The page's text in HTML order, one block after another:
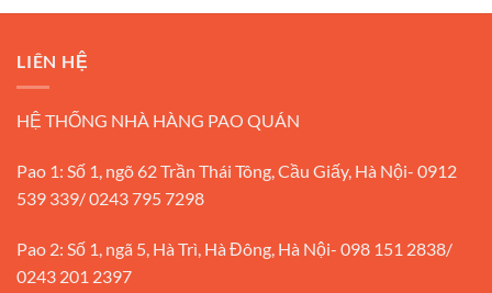
LIÊN HỆ
HỆ THỐNG NHÀ HÀNG PAO QUÁN
Pao 1: Số 1, ngõ 62 Trần Thái Tông, Cầu Giấy, Hà Nội- 0912
539 339/ 0243 795 7298
Pao 2: Số 1, ngã 5, Hà Trì, Hà Đông, Hà Nội- 098 151 2838/
0243 201 2397